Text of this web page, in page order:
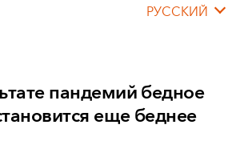
РУССКИЙ
пандемий бедное
еще беднее